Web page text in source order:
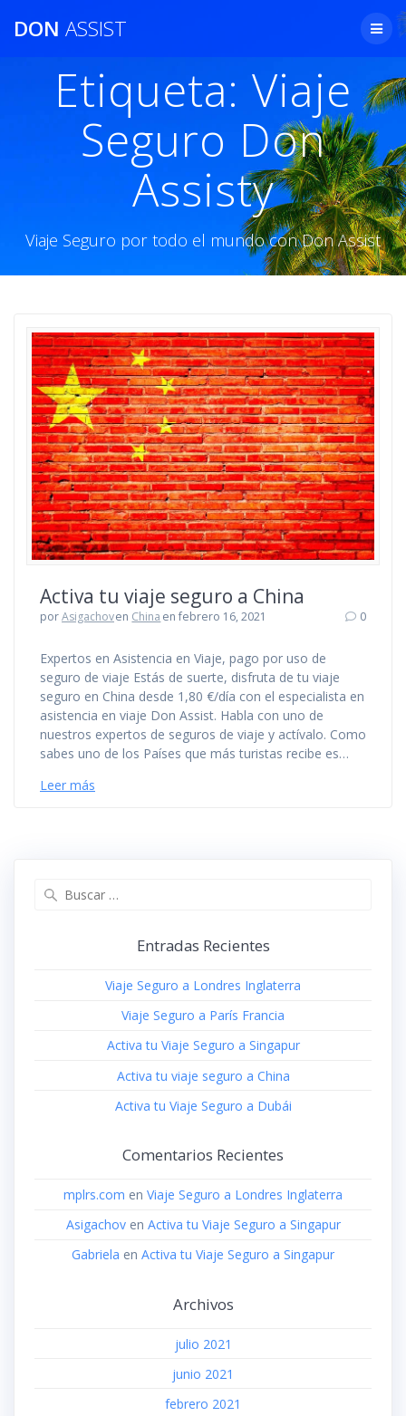
DON ASSIST
Etiqueta:Viaje
Seguro Don
Assisty
Viaje Seguro por todo el mundo con Don Assist
Activa tu viaje seguro a China
porAsigachoven China en febrero 16, 2021 0
Expertos en Asistencia en Viaje, pago por uso de
seguro de viaje Estás de suerte, disfruta de tu viaje
seguro en China desde 1,80 €/día con el especialista en
asistencia en viaje Don Assist. Habla con uno de
nuestros expertos de seguros de viaje y actívalo. Como
sabes uno de los Países que más turistas recibe es…
Leer más
Entradas Recientes
Viaje Seguro a Londres Inglaterra
Viaje Seguro a París Francia
Activa tu Viaje Seguro a Singapur
Activa tu viaje seguro a China
Activa tu Viaje Seguro a Dubái
Comentarios Recientes
mplrs.com en Viaje Seguro a Londres Inglaterra
Asigachoven Activa tu Viaje Seguro a Singapur
Gabriela en Activa tu Viaje Seguro a Singapur
Archivos
julio 2021
junio 2021
febrero 2021